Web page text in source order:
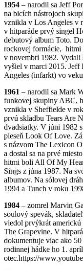
1954 – narodil sa Jeff
na bicích nástrojoch
vznikla v Los Angeles v
v hitparáde prvý singel
debutový album Toto.
rockovej formácie, hitmi
v novembri 1982.
vyšiel v marci 2015. Jeff
Angeles (infarkt) vo
1961 – narodil sa Mark
funkovej skupiny ABC,
vznikla v Sheffielde v
prvú skladbu Tears Are
dvadsiatky. V júni 1982
pieseň Look Of Love.
s názvom The Lexicon
a dostal sa na prvé
hitmi boli All Of My
Sings z júna 1987. Na
albumov. Na sólovej
1994 a Tunch v roku
1984 – zomrel Marvin
soulový spevák,
viedol prvýkrát
The Grapevine. V
dokumentuje viac ako
rodinnej hádke ho 1.
otec.https://